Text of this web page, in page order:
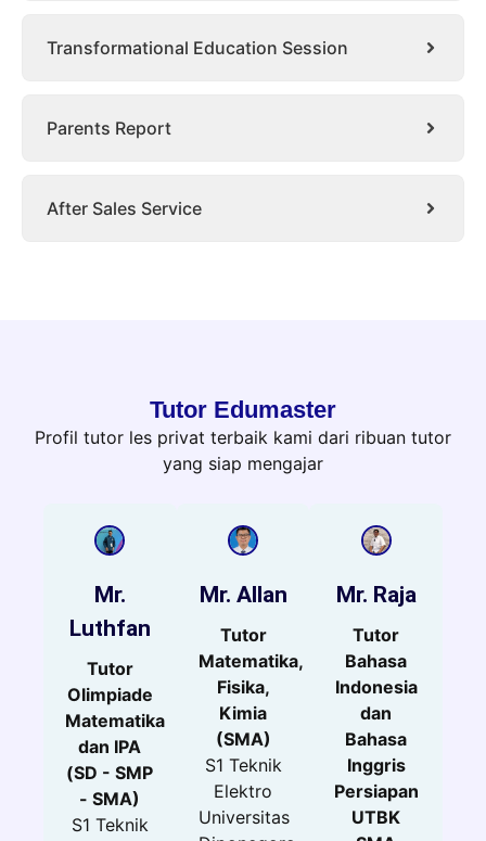
Transformational Education Session
Parents Report
After Sales Service
Tutor Edumaster
Profil tutor les privat terbaik kami dari ribuan tutor
yang siap mengajar
Mr.
Luthfan
Tutor
Olimpiade
Matematika
dan IPA
(SD - SMP
- SMA)
S1 Teknik
Mr. Allan
Tutor
Matematika,
Fisika,
Kimia
(SMA)
S1 Teknik
Elektro
Universitas
Mr. Raja
Tutor
Bahasa
Indonesia
dan
Bahasa
Inggris
Persiapan
UTBK